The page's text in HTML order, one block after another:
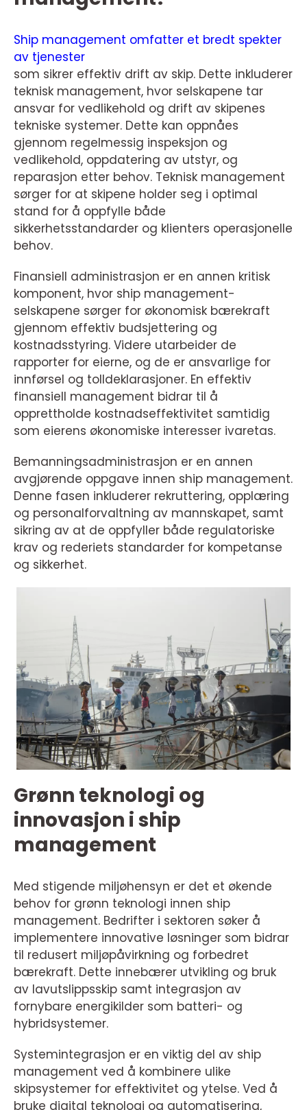
Ship management omfatter et bredt spekter
av tjenester
som sikrer effektiv drift av skip. Dette inkluderer
teknisk management, hvor selskapene tar
ansvar for vedlikehold og drift av skipenes
tekniske systemer. Dette kan oppnåes
gjennom regelmessig inspeksjon og
vedlikehold, oppdatering av utstyr, og
reparasjon etter behov. Teknisk management
sørger for at skipene holder seg i optimal
stand for å oppfylle både
sikkerhetsstandarder og klienters operasjonelle
behov.
Finansiell administrasjon er en annen kritisk
komponent, hvor ship management-
selskapene sørger for økonomisk bærekraft
gjennom effektiv budsjettering og
kostnadsstyring. Videre utarbeider de
rapporter for eierne, og de er ansvarlige for
innførsel og tolldeklarasjoner. En effektiv
finansiell management bidrar til å
opprettholde kostnadseffektivitet samtidig
som eierens økonomiske interesser ivaretas.
Bemanningsadministrasjon er en annen
avgjørende oppgave innen ship management.
Denne fasen inkluderer rekruttering, opplæring
og personalforvaltning av mannskapet, samt
sikring av at de oppfyller både regulatoriske
krav og rederiets standarder for kompetanse
og sikkerhet.
Grønn teknologi og
innovasjon i ship
management
Med stigende miljøhensyn er det et økende
behov for grønn teknologi innen ship
management. Bedrifter i sektoren søker å
implementere innovative løsninger som bidrar
til redusert miljøpåvirkning og forbedret
bærekraft. Dette innebærer utvikling og bruk
av lavutslippsskip samt integrasjon av
fornybare energikilder som batteri- og
hybridsystemer.
Systemintegrasjon er en viktig del av ship
management ved å kombinere ulike
skipsystemer for effektivitet og ytelse. Ved å
bruke digital teknologi og automatisering,